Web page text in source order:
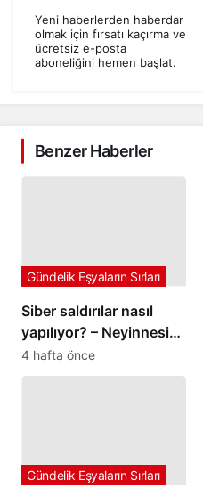
Yeni haberlerden haberdar
olmak için fırsatı kaçırma ve
ücretsiz e-posta
aboneliğini hemen başlat.
Benzer Haberler
Siber saldırılar nasıl
yapılıyor? – Neyinnesi
yanıt arıyor
Gündelik Eşyaların Sırları
4 hafta önce
Gündelik Eşyaların Sırları